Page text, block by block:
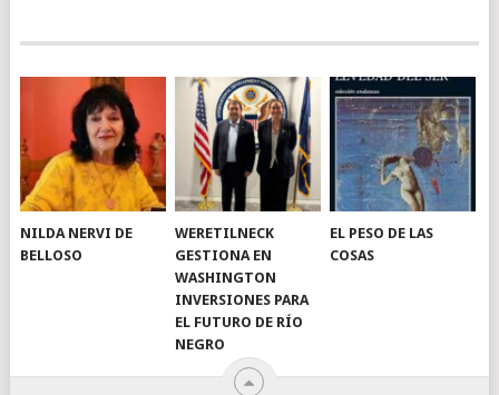
NILDA NERVI DE
BELLOSO
WERETILNECK
GESTIONA EN
WASHINGTON
INVERSIONES PARA
EL FUTURO DE RÍO
NEGRO
EL PESO DE LAS
COSAS